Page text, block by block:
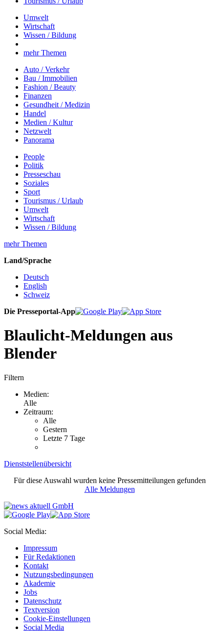
Umwelt
Wirtschaft
Wissen / Bildung
mehr Themen
Auto / Verkehr
Bau / Immobilien
Fashion / Beauty
Finanzen
Gesundheit / Medizin
Handel
Medien / Kultur
Netzwelt
Panorama
People
Politik
Presseschau
Soziales
Sport
Tourismus / Urlaub
Umwelt
Wirtschaft
Wissen / Bildung
mehr Themen
Land/Sprache
Deutsch
English
Schweiz
Die Presseportal-App
Blaulicht-Meldungen aus
Blender
Filtern
Medien:
Alle
Zeitraum:
Alle
Gestern
Letzte 7 Tage
Dienststellenübersicht
Für diese Auswahl wurden keine Pressemitteilungen gefunden
Alle Meldungen
Social Media:
Impressum
Für Redaktionen
Kontakt
Nutzungsbedingungen
Akademie
Jobs
Datenschutz
Textversion
Cookie-Einstellungen
Social Media